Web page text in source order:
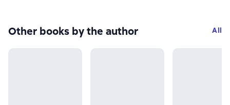
Other books by the author All